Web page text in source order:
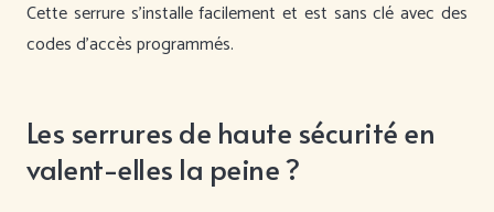
Cette serrure s’installe facilement et est sans clé avec des
codes d’accès programmés.
Les serrures de haute sécurité en
valent-elles la peine ?